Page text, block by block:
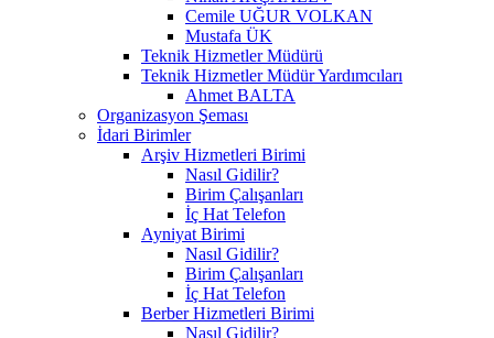
Cemile UĞUR VOLKAN
Mustafa ÜK
Teknik Hizmetler Müdürü
Teknik Hizmetler Müdür Yardımcıları
Ahmet BALTA
Organizasyon Şeması
İdari Birimler
Arşiv Hizmetleri Birimi
Nasıl Gidilir?
Birim Çalışanları
İç Hat Telefon
Ayniyat Birimi
Nasıl Gidilir?
Birim Çalışanları
İç Hat Telefon
Berber Hizmetleri Birimi
Nasıl Gidilir?